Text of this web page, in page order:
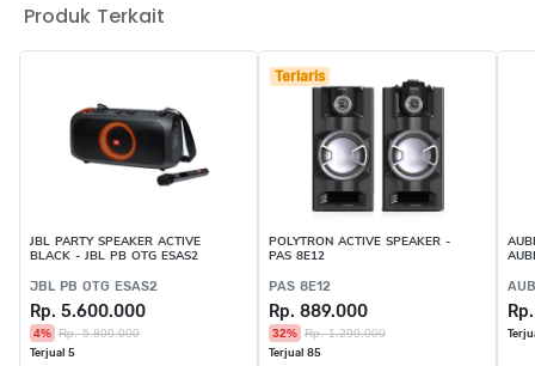
8" Subwoofer & 3" Tweeter Speaker
FM Radio
Up to 8 hours battery lifetime
Produk Terkait
JBL PARTY SPEAKER ACTIVE
BLACK - JBL PB OTG ESAS2
JBL PB OTG ESAS2
Rp. 5.600.000
4% Rp. 5.800.000
Terjual 5
Terlaris
POLYTRON ACTIVE SPEAKER -
PAS 8E12
PAS 8E12
Rp. 889.000
32% Rp. 1.299.000
Terjual 85